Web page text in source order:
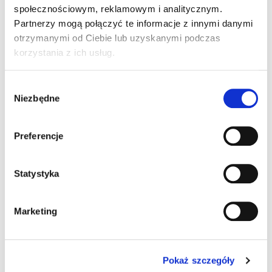
społecznościowym, reklamowym i analitycznym.
Partnerzy mogą połączyć te informacje z innymi danymi
otrzymanymi od Ciebie lub uzyskanymi podczas
korzystania z ich usług.
zgody
Niezbędne
Preferencje
Statystyka
Marketing
Pokaż szczegóły
Producent:
ORNO GROUP
Kod produktu:
OR-DOM-DN-2
Kategoria:
Domofony i dzwonki
szt.